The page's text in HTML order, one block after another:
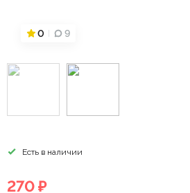
0 9
Есть в наличии
270 ₽